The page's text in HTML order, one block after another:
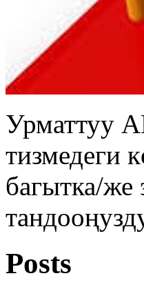
Урматтуу
тизмедеги
багытка/же
Posts